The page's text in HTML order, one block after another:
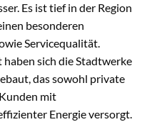
Es ist tief in der Region
besonderen
Servicequalität.
sich die Stadtwerke
das sowohl private
mit
Energie versorgt.